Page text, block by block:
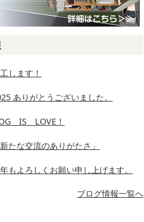
します！
ありがとうございました。
IS LOVE！
新たな交流のありがたさ」
もよろしくお願い申し上げます。
ブログ情報一覧へ